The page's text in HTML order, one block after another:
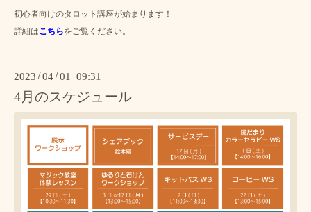
初心者向けのタロット講座が始まります！
詳細はこちらをご覧ください。
2023 /04 /01 09:31
4月のスケジュール